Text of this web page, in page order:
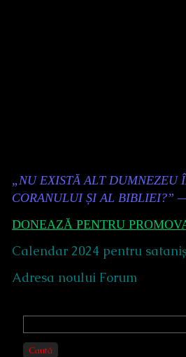
Content
Header
„NU EXISTĂ ALT DUMNEZEU
CORANULUI ȘI AL BIBLIEI?” —
DONEAZĂ PENTRU
Calendar 2024 pentru
Adresa noului Forum
Primary
Sidebar
Caută